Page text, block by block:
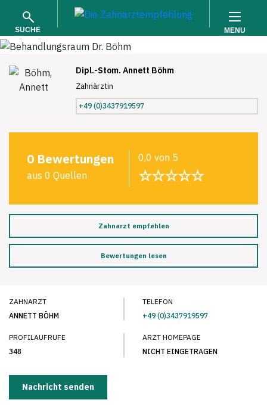
SUCHE MENU
Dipl.-Stom. Annett Böhm
Zahnärztin
+49 (0)3437919597
0 Bewertungen
aus 0 Quellen
0,0 von 5
☆☆☆☆☆
Zahnarzt empfehlen
Bewertungen lesen
ZAHNARZT
ANNETT BÖHM
TELEFON
+49 (0)3437919597
PROFILAUFRUFE
348
ARZT HOMEPAGE
NICHT EINGETRAGEN
Nachricht senden